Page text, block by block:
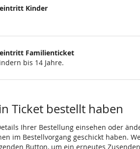
Kinder
Familienticket
bis 14 Jahre.
Ticket bestellt haben
Ihrer Bestellung einsehen oder
im Bestellvorgang geschickt haben.
Button, um ein erneutes